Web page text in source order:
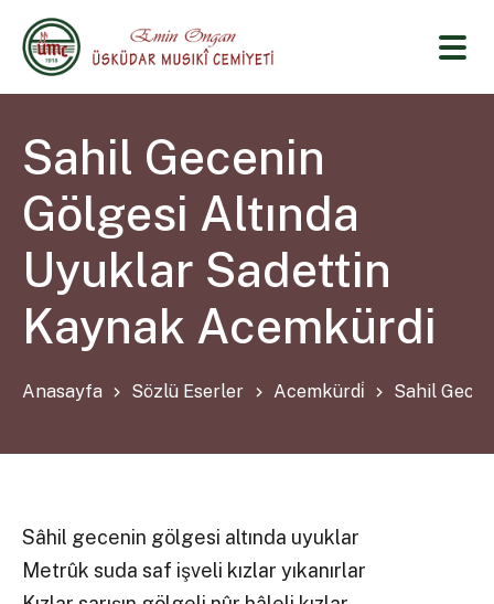
Sahil Gecenin
Gölgesi Altında
Uyuklar Sadettin
Kaynak Acemkürdi
Anasayfa Sözlü Eserler Acemkürdi̇ Sahil
Sâhil gecenin gölgesi altında uyuklar
Metrûk suda saf işveli kızlar yıkanırlar